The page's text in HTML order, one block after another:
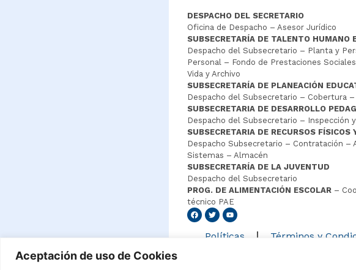
Aceptación de uso de Cookies
DESPACHO DEL SECRETARIO
Oficina de Despacho – Asesor Jurídico
SUBSECRETARÍA DE TALENTO HUMANO
Despacho del Subsecretario – Planta y
Personal – Fondo de Prestaciones
Vida y Archivo
SUBSECRETARÍA DE PLANEACIÓN
Despacho del Subsecretario – Cobertura
SUBSECRETARIA DE DESARROLLO
Despacho del Subsecretario – Inspección
SUBSECRETARIA DE RECURSOS FÍSICOS
Despacho Subsecretario – Contratación –
Sistemas – Almacén
SUBSECRETARÍA DE LA JUVENTUD
Despacho del Subsecretario
PROG. DE ALIMENTACIÓN ESCOLAR–
técnico PAE
Políticas Términos y